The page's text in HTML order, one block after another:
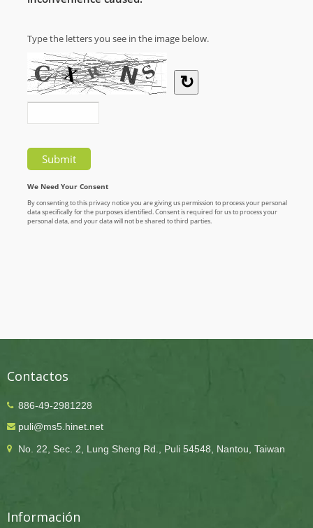
Contactos
886-49-2981228
puli@ms5.hinet.net
No. 22, Sec. 2, Lung Sheng Rd., Puli 54548, Nantou, Taiwan
Información